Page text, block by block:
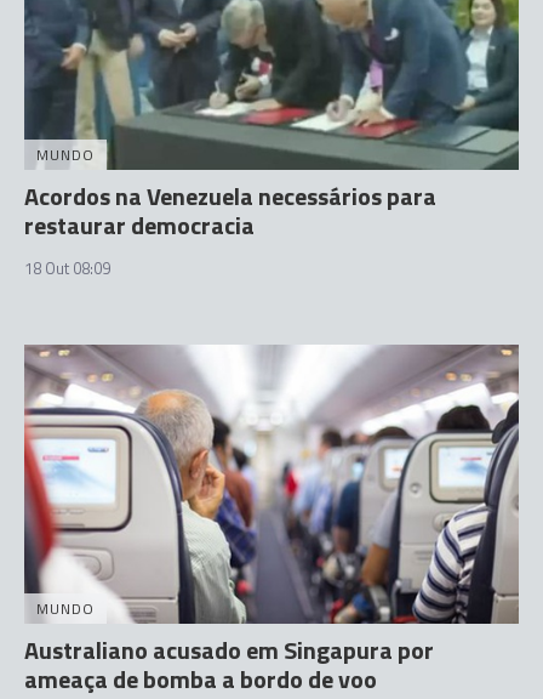
MUNDO
Acordos na Venezuela necessários para
restaurar democracia
18 Out 08:09
MUNDO
Australiano acusado em Singapura por
ameaça de bomba a bordo de voo